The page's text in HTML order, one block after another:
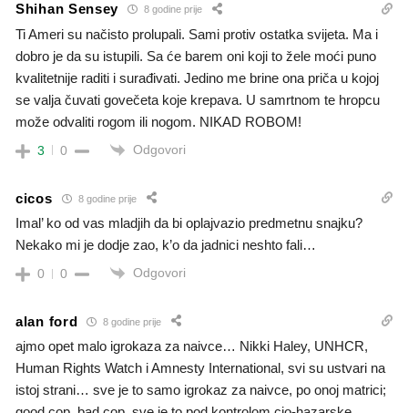
Shihan Sensey 8 godine prije
Ti Ameri su načisto prolupali. Sami protiv ostatka svijeta. Ma i
dobro je da su istupili. Sa će barem oni koji to žele moći puno
kvalitetnije raditi i surađivati. Jedino me brine ona priča u kojoj
se valja čuvati govečeta koje krepava. U samrtnom te hropcu
može odvaliti rogom ili nogom. NIKAD ROBOM!
3 0 Odgovori
cicos 8 godine prije
Imal’ ko od vas mladjih da bi oplajvazio predmetnu snajku?
Nekako mi je dodje zao, k’o da jadnici neshto fali…
0 0 Odgovori
alan ford 8 godine prije
ajmo opet malo igrokaza za naivce… Nikki Haley, UNHCR,
Human Rights Watch i Amnesty International, svi su ustvari na
istoj strani… sve je to samo igrokaz za naivce, po onoj matrici;